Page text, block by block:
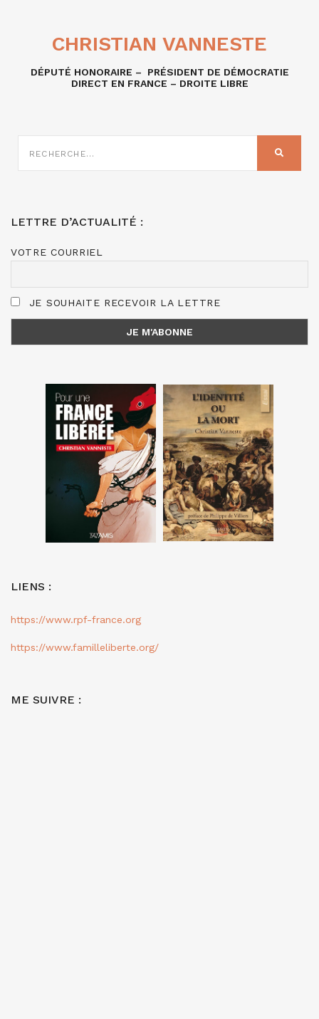
CHRISTIAN VANNESTE
DÉPUTÉ HONORAIRE – PRÉSIDENT DE DÉMOCRATIE
DIRECT EN FRANCE – DROITE LIBRE
SUR
LETTRE D’ACTUALITÉ :
VOTRE COURRIEL
JE SOUHAITE RECEVOIR LA LETTRE
LIENS :
https://www.rpf-france.org
https://www.familleliberte.org/
ME SUIVRE :